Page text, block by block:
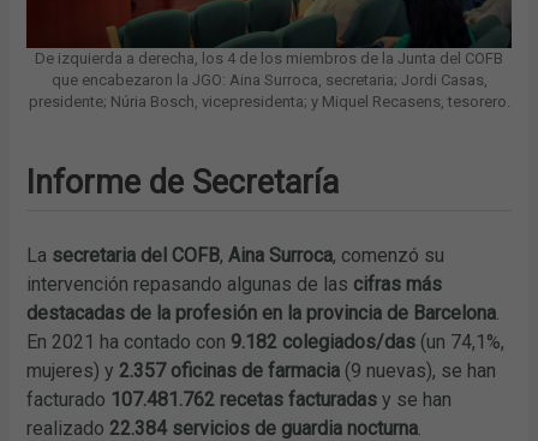
De izquierda a derecha, los 4 de los miembros de la Junta del COFB
que encabezaron la JGO: Aina Surroca, secretaria; Jordi Casas,
presidente; Núria Bosch, vicepresidenta; y Miquel Recasens, tesorero.
Informe de Secretaría
La secretaria del COFB,Aina Surroca, comenzó su
intervención repasando algunas de las cifras más
destacadas de la profesión en la provincia de Barcelona
En 2021 ha contado con 9.182 colegiados/das (un 74,1%,
mujeres) y 2.357 oficinas de farmacia (9 nuevas), se han
facturado 107.481.762 recetas facturadas y se han
realizado 22.384 servicios de guardia nocturna